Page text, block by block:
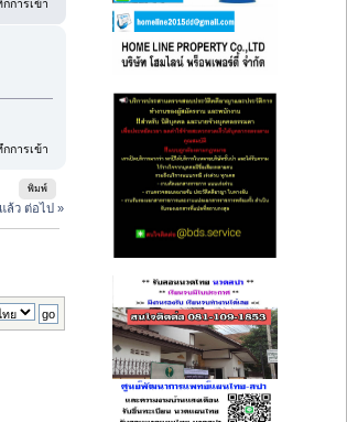
การเข้า
การเข้า
พิมพ์
ล้ว ต่อไป »